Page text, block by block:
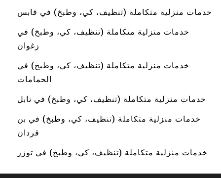
خدمات منزلية متكاملة (تنظيف، كي، وطبخ) في قابس
خدمات منزلية متكاملة (تنظيف، كي، وطبخ) في
زغوان
خدمات منزلية متكاملة (تنظيف، كي، وطبخ) في
الحمامات
خدمات منزلية متكاملة (تنظيف، كي، وطبخ) في نابل
خدمات منزلية متكاملة (تنظيف، كي، وطبخ) في بن
قردان
خدمات منزلية متكاملة (تنظيف، كي، وطبخ) في توزر